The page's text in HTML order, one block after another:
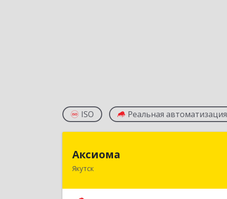
ISO Реальная автоматизация
Аксиома
Якутск677000, Саха /Якутия/ Респ, Якутск г,